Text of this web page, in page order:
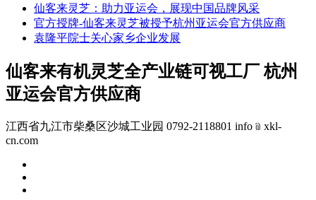
仙客来灵芝：助力亚运会，展现中国品牌风采
官方授牌-仙客来灵芝被授予杭州亚运会官方供应商
袁隆平院士关心家乡企业发展
仙客来有机灵芝全产业链可视工厂 杭州
亚运会官方供应商
江西省九江市柴桑区沙城工业园 0792-2118801 info﹫xkl-
cn.com